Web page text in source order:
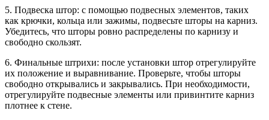
5. Подвеска штор: с помощью подвесных элементов, таких
как крючки, кольца или зажимы, подвесьте шторы на карниз.
Убедитесь, что шторы ровно распределены по карнизу и
свободно скользят.
6. Финальные штрихи: после установки штор отрегулируйте
их положение и выравнивание. Проверьте, чтобы шторы
свободно открывались и закрывались. При необходимости,
отрегулируйте подвесные элементы или привинтите карниз
плотнее к стене.